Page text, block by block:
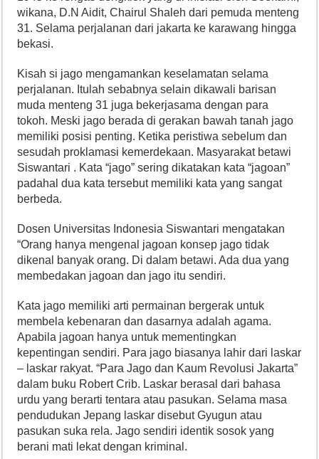
wikana, D.N Aidit, Chairul Shaleh dari pemuda menteng
31. Selama perjalanan dari jakarta ke karawang hingga
bekasi.
Kisah si jago mengamankan keselamatan selama
perjalanan. Itulah sebabnya selain dikawali barisan
muda menteng 31 juga bekerjasama dengan para
tokoh. Meski jago berada di gerakan bawah tanah jago
memiliki posisi penting. Ketika peristiwa sebelum dan
sesudah proklamasi kemerdekaan. Masyarakat betawi
Siswantari . Kata “jago” sering dikatakan kata “jagoan”
padahal dua kata tersebut memiliki kata yang sangat
berbeda.
Dosen Universitas Indonesia Siswantari mengatakan
“Orang hanya mengenal jagoan konsep jago tidak
dikenal banyak orang. Di dalam betawi. Ada dua yang
membedakan jagoan dan jago itu sendiri.
Kata jago memiliki arti permainan bergerak untuk
membela kebenaran dan dasarnya adalah agama.
Apabila jagoan hanya untuk mementingkan
kepentingan sendiri. Para jago biasanya lahir dari laskar
– laskar rakyat. “Para Jago dan Kaum Revolusi Jakarta”
dalam buku Robert Crib. Laskar berasal dari bahasa
urdu yang berarti tentara atau pasukan. Selama masa
pendudukan Jepang laskar disebut Gyugun atau
pasukan suka rela. Jago sendiri identik sosok yang
berani mati lekat dengan kriminal.